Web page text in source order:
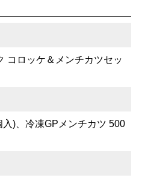
コロッケ＆メンチカツセッ
)、冷凍GPメンチカツ 500